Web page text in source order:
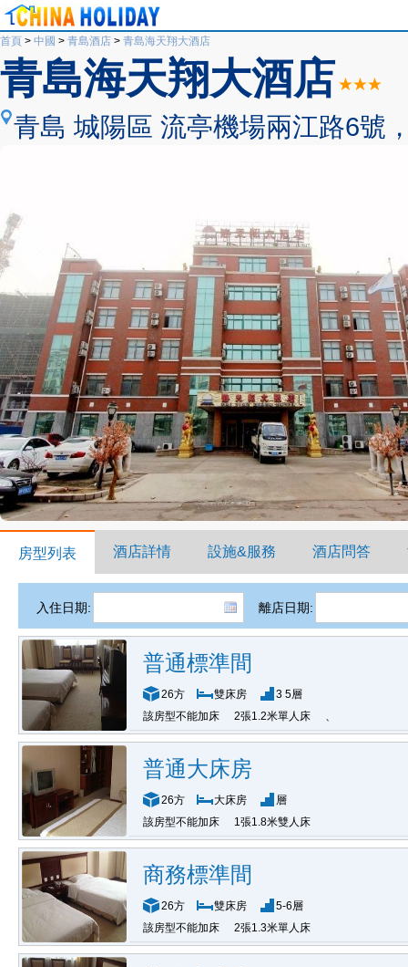
首頁 > 中國 > 青島酒店 > 青島海天翔大酒店
青島海天翔大酒店
青島 城陽區 流亭機場兩江路6號
房型列表 酒店詳情 設施&服務 酒店問答
入住日期: 離店日期:
普通標準間
26方 雙床房
3 5層
該房型不能加床
2張1.2米單人床 、
普通大床房
26方 大床房
層
該房型不能加床
1張1.8米雙人床
商務標準間
26方 雙床房
5-6層
該房型不能加床
2張1.3米單人床